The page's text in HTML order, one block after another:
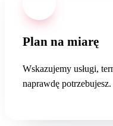
Plan na miarę
Wskazujemy usługi,
naprawdę potrzebujesz.